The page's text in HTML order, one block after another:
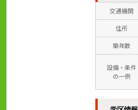
交通機関
住所
築年数
設備・条件
の一例